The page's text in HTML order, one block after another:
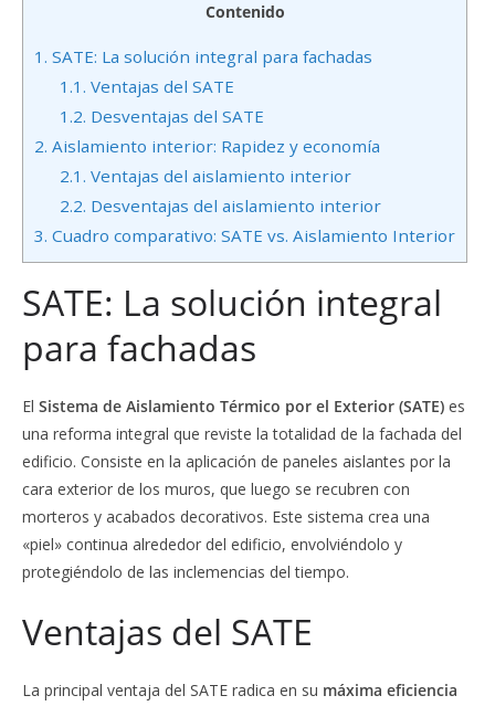
Contenido
1. SATE: La solución integral para fachadas
1.1. Ventajas del SATE
1.2. Desventajas del SATE
2. Aislamiento interior: Rapidez y economía
2.1. Ventajas del aislamiento interior
2.2. Desventajas del aislamiento interior
3. Cuadro comparativo: SATE vs. Aislamiento Interior
SATE: La solución integral
para fachadas
El Sistema de Aislamiento Térmico por el Exterior (SATE) es
una reforma integral que reviste la totalidad de la fachada del
edificio. Consiste en la aplicación de paneles aislantes por la
cara exterior de los muros, que luego se recubren con
morteros y acabados decorativos. Este sistema crea una
«piel» continua alrededor del edificio, envolviéndolo y
protegiéndolo de las inclemencias del tiempo.
Ventajas del SATE
La principal ventaja del SATE radica en su máxima eficiencia